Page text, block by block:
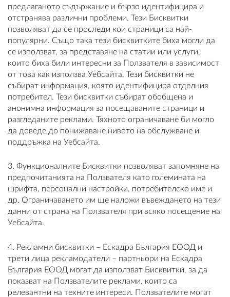
предлаганото съдържание и бързо идентифицира и
отстранява различни проблеми. Тези Бисквитки
позволяват да се проследи кои страници са най-
популярни. Също така тези бисквитките биха могли да
се използват, за представяне на статии или услуги,
които биха били интересни за Ползвателя в зависимост
от това как използва Уебсайта. Тези бисквитки не
събират информация, която идентифицира отделния
потребител. Тези бисквитки събират обобщена и
анонимна информация за посещаваните страници и
разгледаните реклами. Тяхното ограничаване би могло
да доведе до понижаване нивото на обслужване и
поддръжка на Уебсайта.
3. Функционалните Бисквитки позволяват запомняне на
предпочитанията на Ползвателя като големината на
шрифта, персонални настройки, потребителско име и
др. Ограничаването им ще наложи въвеждането на тези
данни от страна на Ползвателя при всяко посещение на
Уебсайта.
4. Рекламни бисквитки – Ескадра България ЕООД и
трети лица рекламодатели – партньори на Ескадра
България ЕООД могат да използват Бисквитки, за да
показват на Ползвателите реклами, които са
релевантни на техните интереси. Ползвателите могат